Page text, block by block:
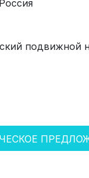
Россия
подвижной